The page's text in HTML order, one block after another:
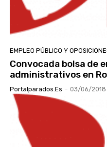
EMPLEO PÚBLICO Y
Convocada bolsa de
administrativos en
Portalparados.es - 03/06/2018